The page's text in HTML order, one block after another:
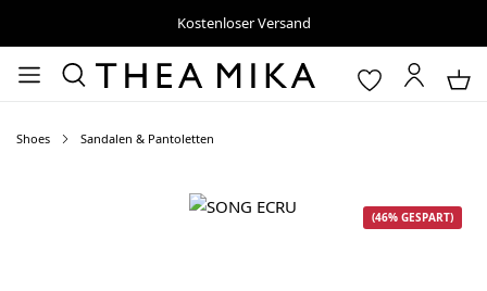
Kostenloser Versand
Shoes Sandalen & Pantoletten
Bildergalerie überspringen
(46% GESPART)